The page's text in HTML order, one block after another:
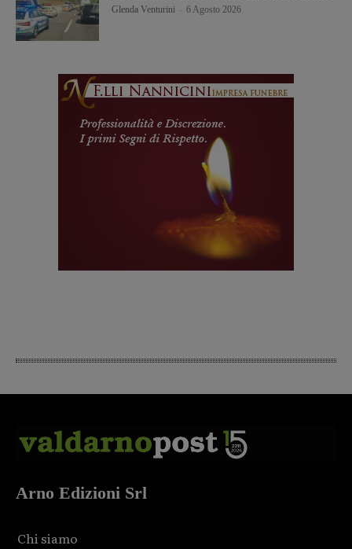
Glenda Venturini 6 Agosto 2026
Arno Edizioni Srl
Chi siamo